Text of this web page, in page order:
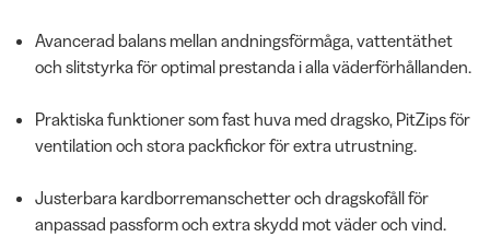
Avancerad balans mellan andningsförmåga, vattentäthet
och slitstyrka för optimal prestanda i alla väderförhållanden.
Praktiska funktioner som fast huva med dragsko, PitZips för
ventilation och stora packfickor för extra utrustning.
Justerbara kardborremanschetter och dragskofåll för
anpassad passform och extra skydd mot väder och vind.